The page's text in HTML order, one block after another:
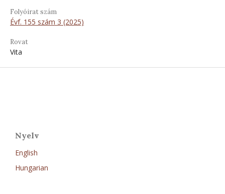
Folyóirat szám
Évf. 155 szám 3 (2025)
Rovat
Vita
Nyelv
English
Hungarian